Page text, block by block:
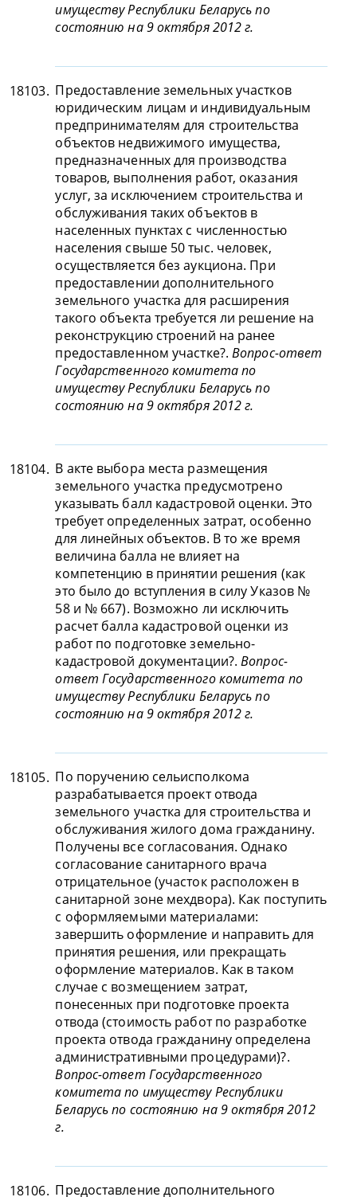
имуществу Республики Беларусь по
состоянию на 9 октября 2012 г.
18103. Предоставление земельных участков
юридическим лицам и индивидуальным
предпринимателям для строительства
объектов недвижимого имущества,
предназначенных для производства
товаров, выполнения работ, оказания
услуг, за исключением строительства и
обслуживания таких объектов в
населенных пунктах с численностью
населения свыше 50 тыс. человек,
осуществляется без аукциона. При
предоставлении дополнительного
земельного участка для расширения
такого объекта требуется ли решение на
реконструкцию строений на ранее
предоставленном участке?.Вопрос-ответ
Государственного комитета по
имуществу Республики Беларусь по
состоянию на 9 октября 2012 г.
18104. В акте выбора места размещения
земельного участка предусмотрено
указывать балл кадастровой оценки. Это
требует определенных затрат, особенно
для линейных объектов. В то же время
величина балла не влияет на
компетенцию в принятии решения (как
это было до вступления в силу Указов №
58 и № 667). Возможно ли исключить
расчет балла кадастровой оценки из
работ по подготовке земельно-
кадастровой документации?.Вопрос-
ответ Государственного комитета по
имуществу Республики Беларусь по
состоянию на 9 октября 2012 г.
18105. По поручению сельисполкома
разрабатывается проект отвода
земельного участка для строительства и
обслуживания жилого дома гражданину.
Получены все согласования. Однако
согласование санитарного врача
отрицательное (участок расположен в
санитарной зоне мехдвора). Как поступить
с оформляемыми материалами:
завершить оформление и направить для
принятия решения, или прекращать
оформление материалов. Как в таком
случае с возмещением затрат,
понесенных при подготовке проекта
отвода (стоимость работ по разработке
проекта отвода гражданину определена
административными процедурами)?.
Вопрос-ответ Государственного
комитета по имуществу Республики
Беларусь по состоянию на 9 октября 2012
г.
18106. Предоставление дополнительного